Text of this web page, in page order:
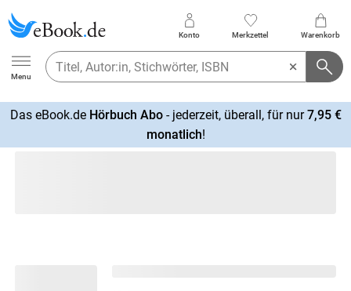
Ebook.de
Menu
Konto Merkzettel Warenkorb
Das eBook.de Hörbuch Abo- jederzeit, überall, für nur7,95 €
monatlich!